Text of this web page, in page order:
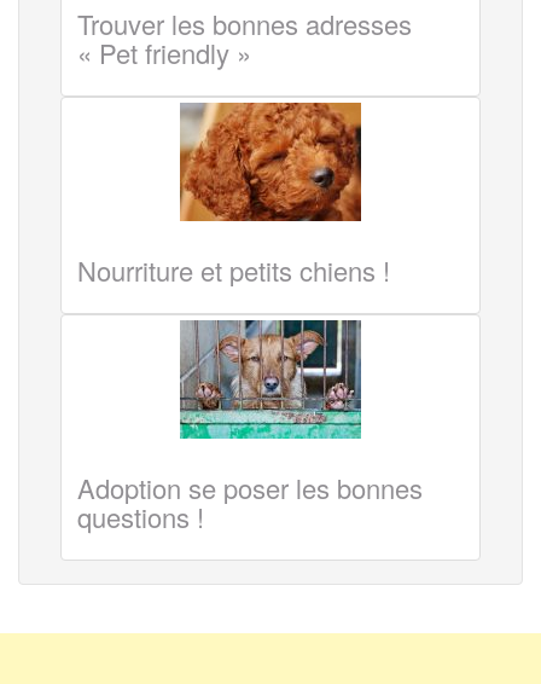
Trouver les bonnes adresses
« Pet friendly »
Nourriture et petits chiens !
Adoption se poser les bonnes
questions !